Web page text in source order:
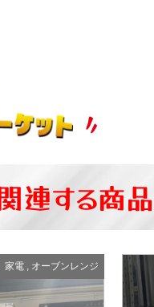
連する商品
家電, オーブンレンジ